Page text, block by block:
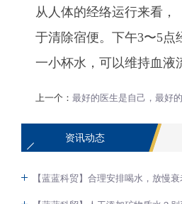
从人体的经络运行来看，
于清除宿便。下午3〜5
一小杯水，可以维持血液
上一个： 最好的医生是自己，最好
资讯动态
【蓝蓝科贸】合理安排喝水，放慢衰